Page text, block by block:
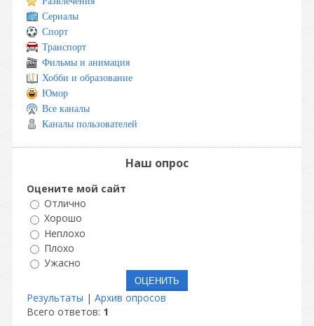
Сериалы
Спорт
Транспорт
Фильмы и анимация
Хобби и образование
Юмор
Все каналы
Каналы пользователей
Наш опрос
Оцените мой сайт
Отлично
Хорошо
Неплохо
Плохо
Ужасно
Результаты | Архив опросов
Всего ответов: 1